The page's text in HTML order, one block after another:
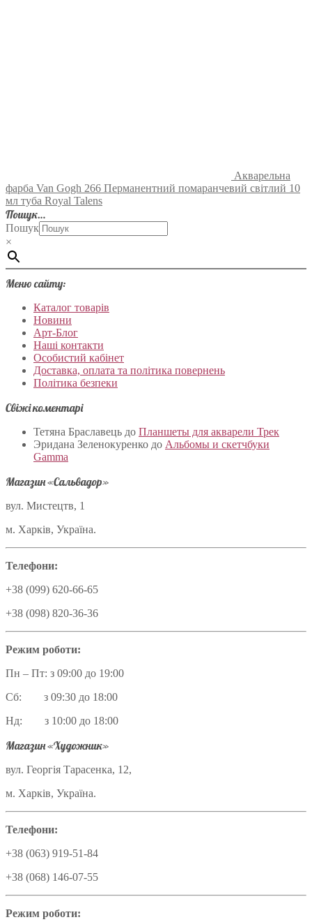
Акварельна
фарба Van Gogh 266 Перманентний помаранчевий світлий 10
мл туба Royal Talens
Пошук…
Пошук
×
Меню сайту:
Каталог товарів
Новини
Арт-Блог
Наші контакти
Особистий кабінет
Доставка, оплата та політика повернень
Політика безпеки
Свіжі коментарі
Тетяна Браславець до Планшеты для акварели Трек
Эридана Зеленокуренко до Альбомы и скетчбуки
Gamma
Магазин «Сальвадор»
вул. Мистецтв, 1
м. Харків, Україна.
Телефони:
+38 (099) 620-66-65
+38 (098) 820-36-36
Режим роботи:
Пн – Пт: з 09:00 до 19:00
Сб: з 09:30 до 18:00
Нд: з 10:00 до 18:00
Магазин «Художник»
вул. Георгія Тарасенка, 12,
м. Харків, Україна.
Телефони:
+38 (063) 919-51-84
+38 (068) 146-07-55
Режим роботи: